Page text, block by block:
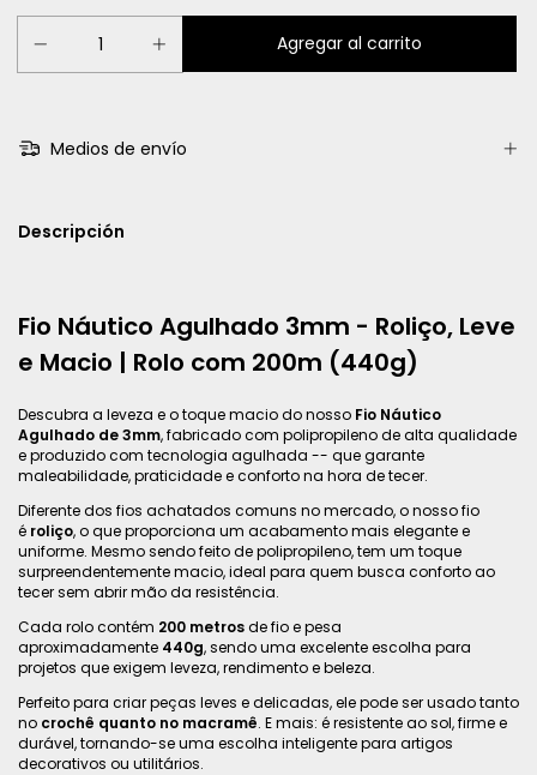
Medios de envío
Descripción
Fio Náutico Agulhado 3mm - Roliço, Leve
e Macio | Rolo com 200m (440g)
Descubra a leveza e o toque macio do nosso Fio Náutico
Agulhado de 3mm, fabricado com polipropileno de alta qualidade
e produzido com tecnologia agulhada -- que garante
maleabilidade, praticidade e conforto na hora de tecer.
Diferente dos fios achatados comuns no mercado, o nosso fio
é roliço, o que proporciona um acabamento mais elegante e
uniforme. Mesmo sendo feito de polipropileno, tem um toque
surpreendentemente macio, ideal para quem busca conforto ao
tecer sem abrir mão da resistência.
Cada rolo contém 200 metrosde fio e pesa
aproximadamente 440g, sendo uma excelente escolha para
projetos que exigem leveza, rendimento e beleza.
Perfeito para criar peças leves e delicadas, ele pode ser usado tanto
no crochê quanto no macramê. E mais: é resistente ao sol, firme e
durável, tornando-se uma escolha inteligente para artigos
decorativos ou utilitários.